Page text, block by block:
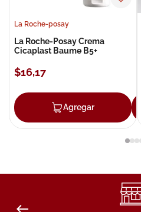
La Roche-posay
La Roche-Posay Crema
Cicaplast Baume B5+
$16,17
Agregar